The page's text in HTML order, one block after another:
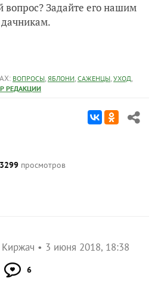
вопрос? Задайте его нашим
ВОПРОСЫ, ЯБЛОНИ, САЖЕНЦЫ, УХОД,
РЕДАКЦИИ
3299 просмотров
Киржач 3 июня 2018, 18:38
6